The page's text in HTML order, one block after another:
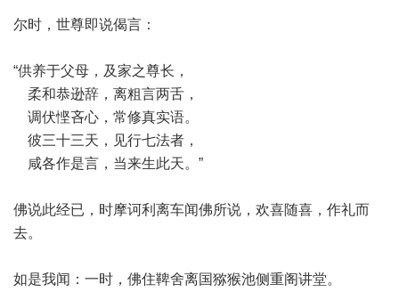
尔时，世尊即说偈言：
“供养于父母，及家之尊长，
柔和恭逊辞，离粗言两舌，
调伏悭吝心，常修真实语。
彼三十三天，见行七法者，
咸各作是言，当来生此天。”
佛说此经已，时摩诃利离车闻佛所说，欢喜随喜，作礼而
去。
如是我闻：一时，佛住鞞舍离国猕猴池侧重阁讲堂。